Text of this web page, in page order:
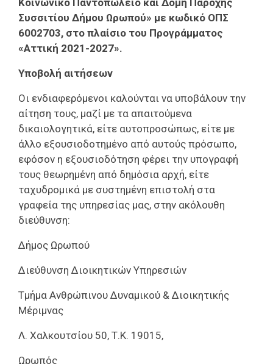
Κοινωνικό Παντοπωλείο και Δομή Παροχής
Συσσιτίου Δήμου Ωρωπού» με κωδικό ΟΠΣ
6002703, στο πλαίσιο του Προγράμματος
«Αττική 2021-2027».
Υποβολή αιτήσεων
Οι ενδιαφερόμενοι καλούνται να υποβάλουν την
αίτηση τους, μαζί με τα απαιτούμενα
δικαιολογητικά, είτε αυτοπροσώπως, είτε με
άλλο εξουσιοδοτημένο από αυτούς πρόσωπο,
εφόσον η εξουσιοδότηση φέρει την υπογραφή
τους θεωρημένη από δημόσια αρχή, είτε
ταχυδρομικά με συστημένη επιστολή στα
γραφεία της υπηρεσίας μας, στην ακόλουθη
διεύθυνση:
Δήμος Ωρωπού
Διεύθυνση Διοικητικών Υπηρεσιών
Τμήμα Ανθρώπινου Δυναμικού & Διοικητικής
Μέριμνας
Λ. Χαλκουτσίου 50, Τ.Κ. 19015,
Ωρωπός